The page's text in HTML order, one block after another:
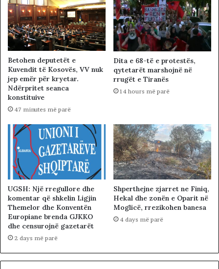
Betohen deputetët e
Kuvendit të Kosovës, VV nuk
jep emër për kryetar.
Ndërpritet seanca
konstituive
47 minutes më parë
Dita e 68-të e protestës,
qytetarët marshojnë në
rrugët e Tiranës
14 hours më parë
UGSH: Një rregullore dhe
komentar që shkelin Ligjin
Themelor dhe Konventën
Europiane brenda GJKKO
dhe censurojnë gazetarët
2 days më parë
Shperthejne zjarret ne Finiq,
Hekal dhe zonën e Oparit në
Moglicë, rrezikohen banesa
4 days më parë